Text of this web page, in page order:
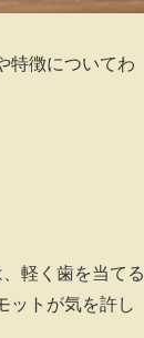
特徴についてわ
軽く歯を当てる
ットが気を許し